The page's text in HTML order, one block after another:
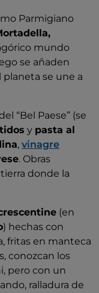
Parmigiano
mundo
se añaden
planeta se une a
“Bel Paese” (se
y pasta al
, vinagre
. Obras
donde la
(en
) hechas con
fritas en manteca
conozcan los
pero con un
ralladura de